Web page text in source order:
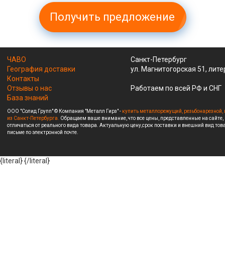
Получить предложение
ЧАВО
География доставки
Контакты
Отзывы о нас
База знаний
Санкт-Петербург
ул. Магнитогорская 51,
Работаем по всей РФ и СНГ
ООО "Солид Групп" © Компания "Металл Гирз" - купить металлорежущий,
из Санкт-Петербурга. Обращаем ваше внимание, что все цены, представленные на
отличаться от реального вида товара. Актуальную цену,срок поставки и внешний вид
письме по электронной почте.
{literal}{/literal}